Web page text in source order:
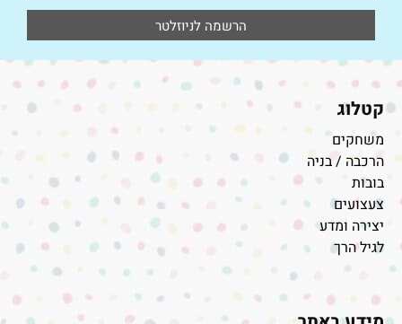
קטלוג
משחקים
הרכבה / בניה
בובות
צעצועים
יצירה ומדע
לגיל הרך